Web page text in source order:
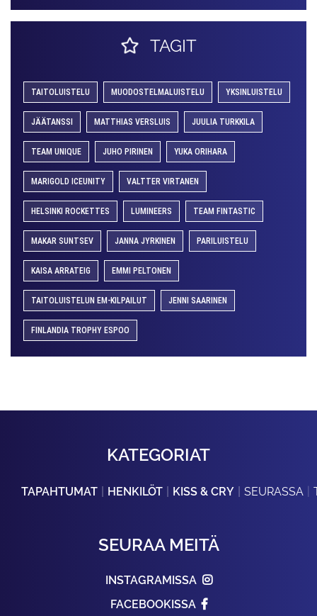
TAGIT
TAITOLUISTELU MUODOSTELMALUISTELU YKSINLUISTELU
JÄÄTANSSI MATTHIAS VERSLUIS JUULIA TURKKILA
TEAM UNIQUE JUHO PIRINEN YUKA ORIHARA
MARIGOLD ICEUNITY VALTTER VIRTANEN
HELSINKI ROCKETTES LUMINEERS TEAM FINTASTIC
MAKAR SUNTSEV JANNA JYRKINEN PARILUISTELU
KAISA ARRATEIG EMMI PELTONEN
TAITOLUISTELUN EM-KILPAILUT JENNI SAARINEN
FINLANDIA TROPHY ESPOO
KATEGORIAT
TAPAHTUMAT HENKILÖT KISS & CRY SEURASSA
SEURAA MEITÄ
INSTAGRAMISSA
FACEBOOKISSA